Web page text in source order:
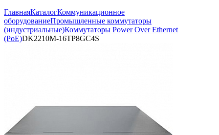
ГлавнаяКаталогКоммуникационное
оборудованиеПромышленные коммутаторы
(индустриальные)Коммутаторы Power Over Ethernet
(PoE)DK2210M-16TP8GC4S